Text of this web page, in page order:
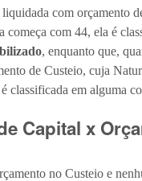
liquidada com orçamento
começa com 44, ela é
, enquanto que,
de Custeio, cuja
classificada em alguma
Capital x
no Custeio e